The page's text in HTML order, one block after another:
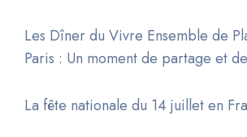
Les Dîner du Vivre Ensemble de
Paris : Un moment de partage et
La fête nationale du 14 juillet en